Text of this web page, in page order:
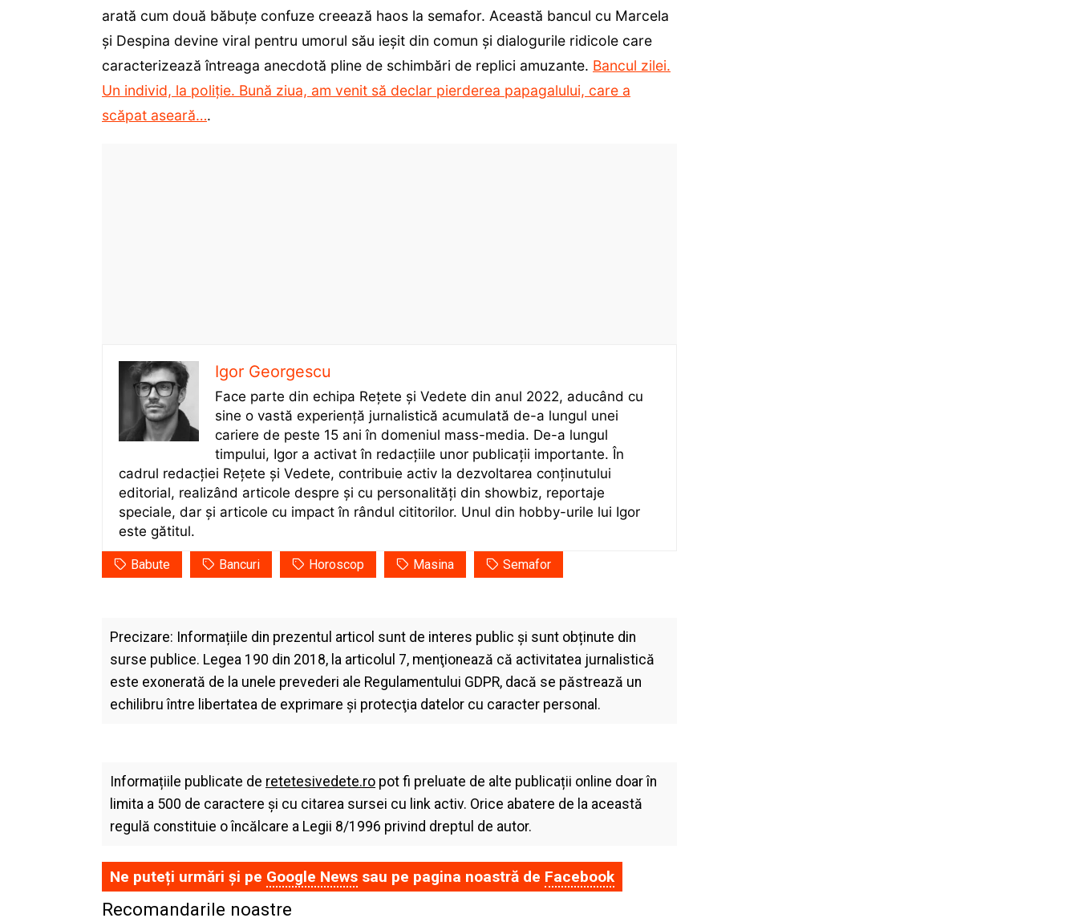
arată cum două băbuțe confuze creează haos la semafor. Această bancul cu Marcela
și Despina devine viral pentru umorul său ieșit din comun și dialogurile ridicole care
caracterizează întreaga anecdotă pline de schimbări de replici amuzante. Bancul zilei.
Un individ, la poliție. Bună ziua, am venit să declar pierderea papagalului, care a
scăpat aseară….
Igor Georgescu
Face parte din echipa Rețete și Vedete din anul 2022, aducând cu
sine o vastă experiență jurnalistică acumulată de-a lungul unei
cariere de peste 15 ani în domeniul mass-media. De-a lungul
timpului, Igor a activat în redacțiile unor publicații importante. În
cadrul redacției Rețete și Vedete, contribuie activ la dezvoltarea conținutului
editorial, realizând articole despre și cu personalități din showbiz, reportaje
speciale, dar și articole cu impact în rândul cititorilor. Unul din hobby-urile lui Igor
este gătitul.
Babute Bancuri Horoscop Masina Semafor
Precizare: Informațiile din prezentul articol sunt de interes public și sunt obținute din
surse publice. Legea 190 din 2018, la articolul 7, menţionează că activitatea jurnalistică
este exonerată de la unele prevederi ale Regulamentului GDPR, dacă se păstrează un
echilibru între libertatea de exprimare şi protecţia datelor cu caracter personal.
Informațiile publicate de retetesivedete.ro pot fi preluate de alte publicații online doar în
limita a 500 de caractere și cu citarea sursei cu link activ. Orice abatere de la această
regulă constituie o încălcare a Legii 8/1996 privind dreptul de autor.
Ne puteți urmări și pe Google News sau pe pagina noastră de Facebook
Recomandarile noastre